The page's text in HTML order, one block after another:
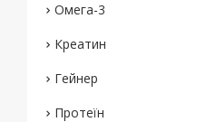
Омега-3
Креатин
Гейнер
Протеїн